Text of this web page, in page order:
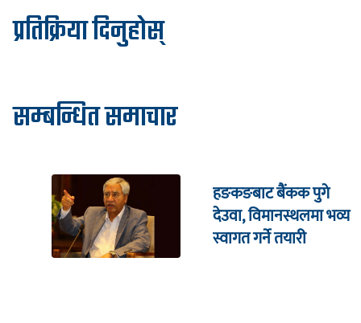
प्रतिक्रिया दिनुहोस्
सम्बन्धित समाचार
हङकङबाट बैंकक पुगे
देउवा, विमानस्थलमा भव्य
स्वागत गर्ने तयारी